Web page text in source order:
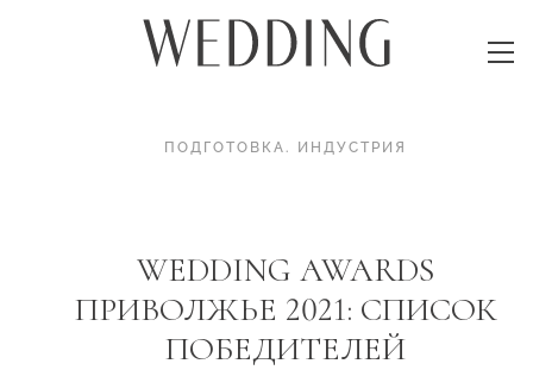
ПОДГОТОВКА. ИНДУСТРИЯ
WEDDING AWARDS
ПРИВОЛЖЬЕ 2021: СПИСОК
ПОБЕДИТЕЛЕЙ